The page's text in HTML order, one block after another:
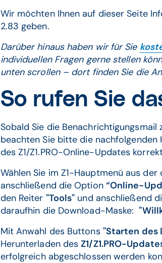
Wir möchten Ihnen auf dieser Seite
2.83 geben.
Darüber hinaus haben wir für Sie
individuellen Fragen gerne stellen
unten scrollen – dort finden Sie die
So rufen Sie
Sobald Sie die Benachrichtigungsmail
beachten Sie bitte die
des Z1/Z1.PRO-Online-Updates
Wählen Sie im Z1-Hauptmenü aus
anschließend die Option “Online-
den Reiter "Tools" und anschließend
daraufhin die Download-Maske:
Mit Anwahl des Buttons "Starten des
Herunterladen desZ1/Z1.PRO-
erfolgreich abgeschlossen werden